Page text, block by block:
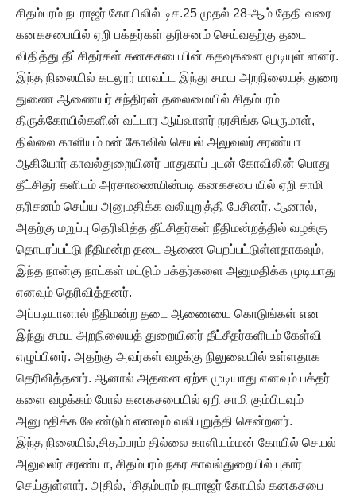
சிதம்பரம் நடராஜர் கோயிலில் டிச.25 முதல் 28-ஆம் தேதி வரை
கனகசபையில் ஏறி பக்தர்கள் தரிசனம் செய்வதற்கு தடை
விதித்து தீட்சிதர்கள் கனகசபையின் கதவுகளை மூடியுள் ளனர்.
இந்த நிலையில் கடலூர் மாவட்ட இந்து சமய அறநிலையத் துறை
துணை ஆணையர் சந்திரன் தலைமையில் சிதம்பரம்
திருக்கோயில்களின் வட்டார ஆய்வாளர் நரசிங்க பெருமாள்,
தில்லை காளியம்மன் கோவில் செயல் அலுவலர் சரண்யா
ஆகியோர் காவல்துறையினர் பாதுகாப் புடன் கோவிலின் பொது
தீட்சிதர் களிடம் அரசாணையின்படி கனகசபை யில் ஏறி சாமி
தரிசனம் செய்ய அனுமதிக்க வலியுறுத்தி பேசினர். ஆனால்,
அதற்கு மறுப்பு தெரிவித்த தீட்சிதர்கள் நீதிமன்றத்தில் வழக்கு
தொடரப்பட்டு நீதிமன்ற தடை ஆணை பெறப்பட்டுள்ளதாகவும்,
இந்த நான்கு நாட்கள் மட்டும் பக்தர்களை அனுமதிக்க முடியாது
எனவும் தெரிவித்தனர்.
அப்படியானால் நீதிமன்ற தடை ஆணையை கொடுங்கள் என
இந்து சமய அறநிலையத் துறையினர் தீட்சீதர்களிடம் கேள்வி
எழுப்பினர். அதற்கு அவர்கள் வழக்கு நிலுவையில் உள்ளதாக
தெரிவித்தனர். ஆனால் அதனை ஏற்க முடியாது எனவும் பக்தர்
களை வழக்கம் போல் கனகசபையில் ஏறி சாமி கும்பிடவும்
அனுமதிக்க வேண்டும் எனவும் வலியுறுத்தி சென்றனர்.
இந்த நிலையில்,சிதம்பரம் தில்லை காளியம்மன் கோயில் செயல்
அலுவலர் சரண்யா, சிதம்பரம் நகர காவல்துறையில் புகார்
செய்துள்ளார். அதில், ‘சிதம்பரம் நடராஜர் கோயில் கனகசபை